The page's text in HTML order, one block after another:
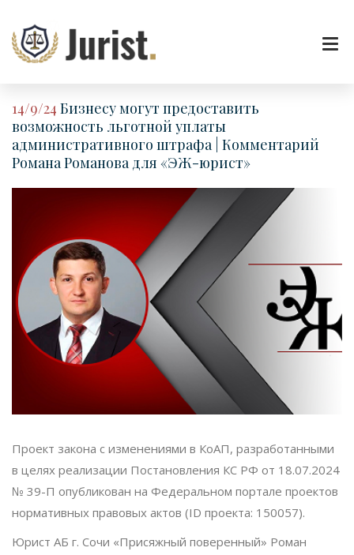
14/9/24 Бизнесу могут предоставить
возможность льготной уплаты
административного штрафа | Комментарий
Романа Романова для «ЭЖ-юрист»
Проект закона c изменениями в КоАП, разработанными
в целях реализации Постановления КС РФ от 18.07.2024
№ 39-П опубликован на Федеральном портале проектов
нормативных правовых актов (ID проекта: 150057).
Юрист АБ г. Сочи «Присяжный поверенный» Роман